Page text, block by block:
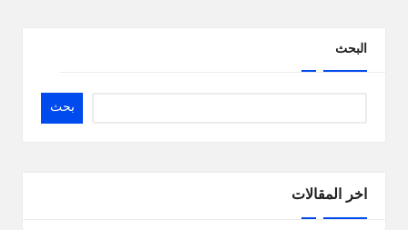
البحث
بحث
اخر المقالات